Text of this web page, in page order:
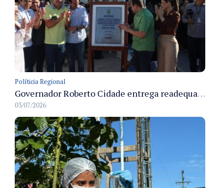
Políticia Regional
Governador Roberto Cidade entrega readequação do ambulatório da FCecon e amplia capacidade de atendimento oncológico em Manaus
03/07/2026